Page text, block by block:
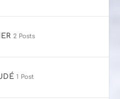
2 Posts
1 Post